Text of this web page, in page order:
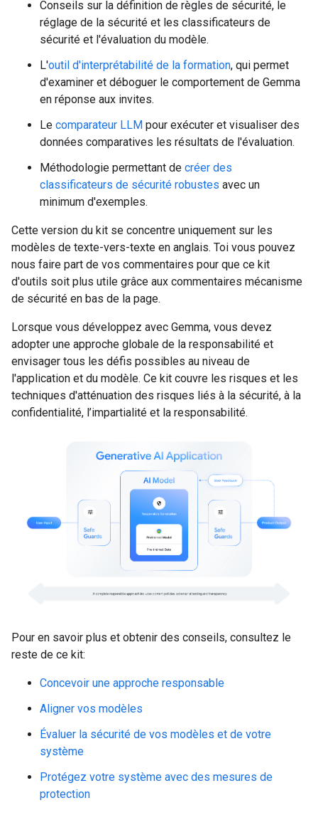
Conseils sur la définition de règles de sécurité, le
réglage de la sécurité et les classificateurs de
sécurité et l'évaluation du modèle.
L'outil d'interprétabilité de la formation, qui permet
d'examiner et déboguer le comportement de Gemma
en réponse aux invites.
Le comparateur LLM pour exécuter et visualiser des
données comparatives les résultats de l'évaluation.
Méthodologie permettant de créer des
classificateurs de sécurité robustes avec un
minimum d'exemples.
Cette version du kit se concentre uniquement sur les
modèles de texte-vers-texte en anglais. Toi vous pouvez
nous faire part de vos commentaires pour que ce kit
d'outils soit plus utile grâce aux commentaires mécanisme
de sécurité en bas de la page.
Lorsque vous développez avec Gemma, vous devez
adopter une approche globale de la responsabilité et
envisager tous les défis possibles au niveau de
l'application et du modèle. Ce kit couvre les risques et les
techniques d'atténuation des risques liés à la sécurité, à la
confidentialité, l’impartialité et la responsabilité.
Pour en savoir plus et obtenir des conseils, consultez le
reste de ce kit:
Concevoir une approche responsable
Aligner vos modèles
Évaluer la sécurité de vos modèles et de votre
système
Protégez votre système avec des mesures de
protection